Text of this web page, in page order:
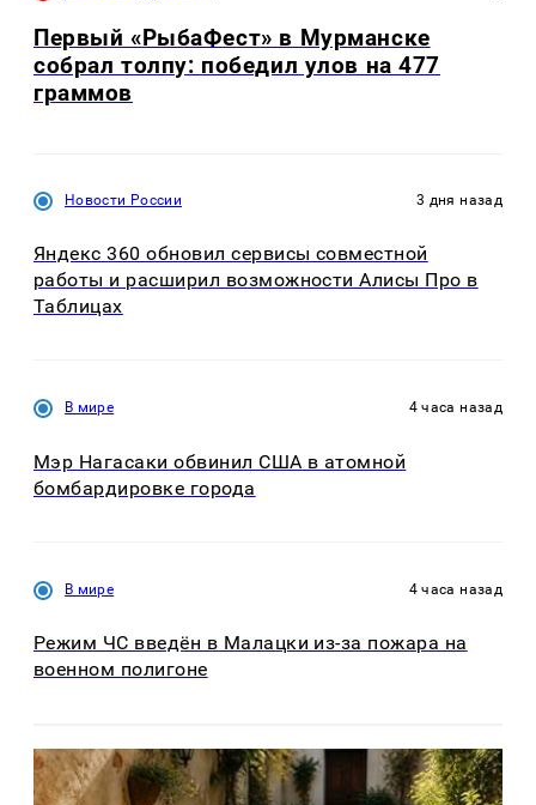
Первый «РыбаФест» в Мурманске
собрал толпу: победил улов на 477
граммов
Новости России 3 дня назад
Яндекс 360 обновил сервисы совместной
работы и расширил возможности Алисы Про в
Таблицах
В мире 4 часа назад
Мэр Нагасаки обвинил США в атомной
бомбардировке города
В мире 4 часа назад
Режим ЧС введён в Малацки из-за пожара на
военном полигоне